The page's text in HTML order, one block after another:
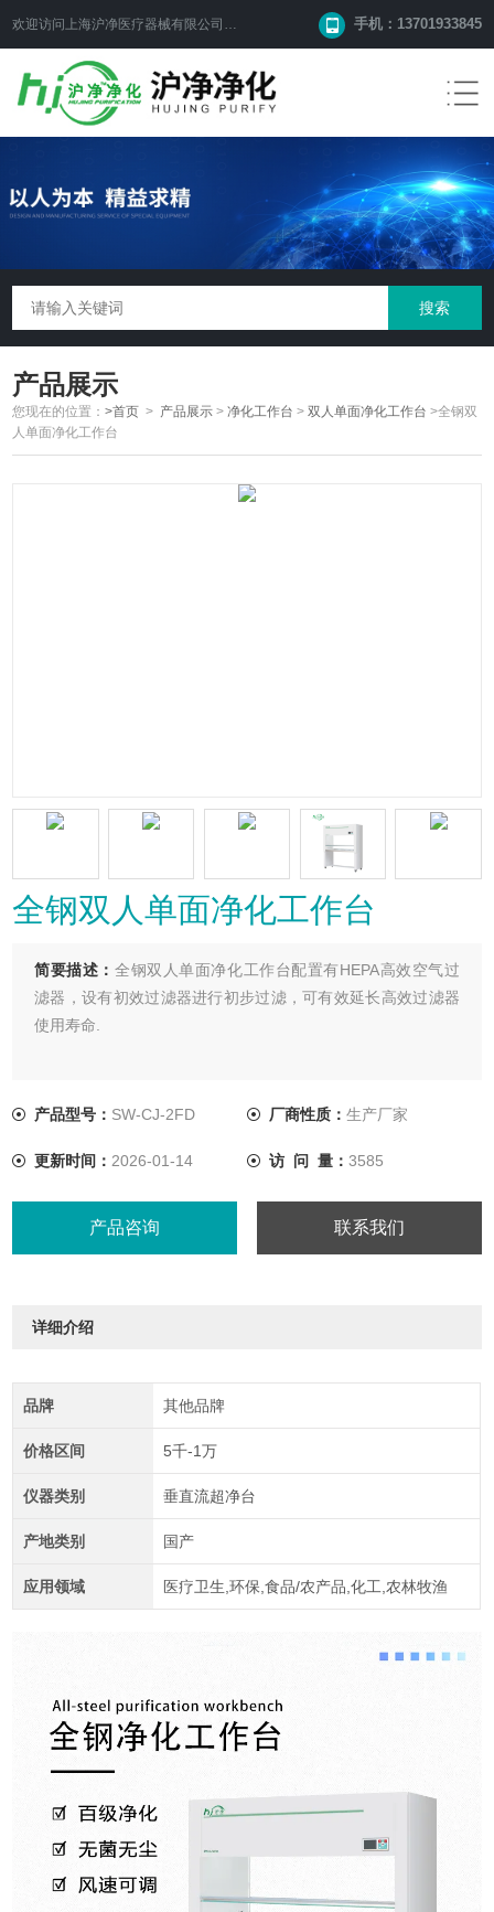
欢迎访问上海沪净医疗器械有限公司网站！ 手机：13701933845
产品展示
您现在的位置：>首页 > 产品展示 >净化工作台 >双人单面净化工作台 >全钢双
人单面净化工作台
全钢双人单面净化工作台
简要描述：全钢双人单面净化工作台配置有HEPA高效空气过
滤器，设有初效过滤器进行初步过滤，可有效延长高效过滤器
使用寿命.
产品型号： SW-CJ-2FD 厂商性质： 生产厂家
更新时间： 2026-01-14 访 问 量： 3585
产品咨询 联系我们
详细介绍
品牌 其他品牌
价格区间 5千-1万
仪器类别 垂直流超净台
产地类别 国产
应用领域 医疗卫生,环保,食品/农产品,化工,农林牧渔